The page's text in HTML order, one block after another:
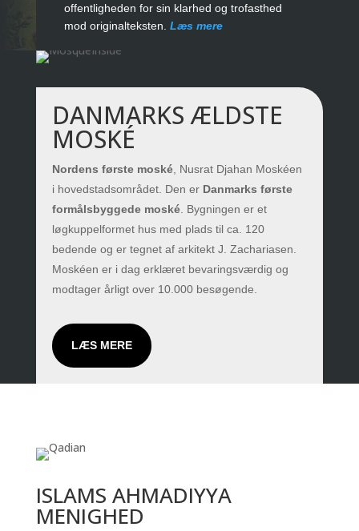
offentligheden for sin klarhed og trofasthed
mod originalteksten. Læs mere
DANMARKS ÆLDSTE
MOSKÉ
Nordens første moské, Nusrat Djahan Moskéen
i hovedstadsområdet. Den er Danmarks første
formålsbyggede moské. Bygningen er et
løgkuppelformet hus med plads til ca. 120
bedende og er tegnet af arkitekt J. Zachariasen.
Moskéen er i dag erklæret bevaringsværdig og
modtager årligt over 10.000 besøgende.
LÆS MERE
ISLAMS AHMADIYYA
MENIGHED